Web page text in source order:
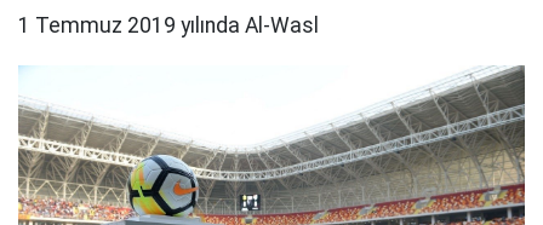
1 Temmuz 2019 yılında Al-Wasl